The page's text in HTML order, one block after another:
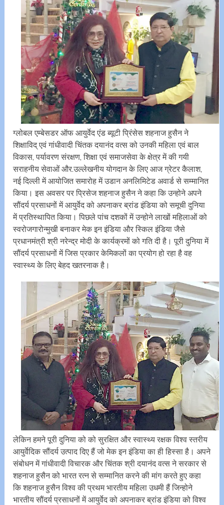
ग्लोबल एम्बेसडर ऑफ आयुर्वेद एंड ब्यूटी प्रिंसेस शहनाज हुसैन ने
शिक्षाविद् एवं गांधीवादी चिंतक दयानंद वत्स को उनकी महिला एवं बाल
विकास, पर्यावरण संरक्षण, शिक्षा एवं समाजसेवा के क्षेत्र में की गयी
सराहनीय सेवाओं और.उल्लेखनीय योगदान के लिए आज ग्रेटर कैलाश,
नई दिल्ली में आयोजित समारोह में उडान अनलिमिटेड अवार्ड से सम्मानित
किया। इस अवसर पर प्रिसेज शहनाज हुसैन ने कहा कि उन्होने अपने
सौंदर्य प्रसाधनों में आयुर्वेद को अपनाकर ब्रांड इंडिया को समूची दुनिया
में प्रतिस्थापित किया। पिछले पांच दशकों में उन्होने लाखों महिलाओं को
स्वरोजगारोन्मुखी बनाकर मेक इन इंडिया और स्किल इंडिया जैसे
प्रधानमंत्री श्री नरेन्द्र मोदी के कार्यक्रमों को गति दी है। पूरी दुनिया में
सौंदर्य प्रसाधनों में जिस प्रकार केमिकलों का प्रयोग हो रहा है वह
स्वास्थ्य के लिए बेहद खतरनाक है।
लेकिन हमने पूरी दुनिया को को सुरक्षित और स्वास्थ्य रक्षक विश्व स्तरीय
आयुर्वेदिक सौंदर्य उत्पाद दिए हैं जो मेक इन इंडिया का ही हिस्सा है। अपने
संबोधन में गांधीवादी विचारक और चिंतक श्री दयानंद वत्स ने सरकार से
शहनाज हुसैन को भारत रत्न से सम्मानित करने की मांग करते हुए कहा
कि शहनाज हुसैन विश्व की प्रथम भारतीय महिला उधमी हैं जिन्होने
भारतीय सौंदर्य प्रसाधनों में आयुर्वेद को अपनाकर ब्रांड इंडिया को विश्व